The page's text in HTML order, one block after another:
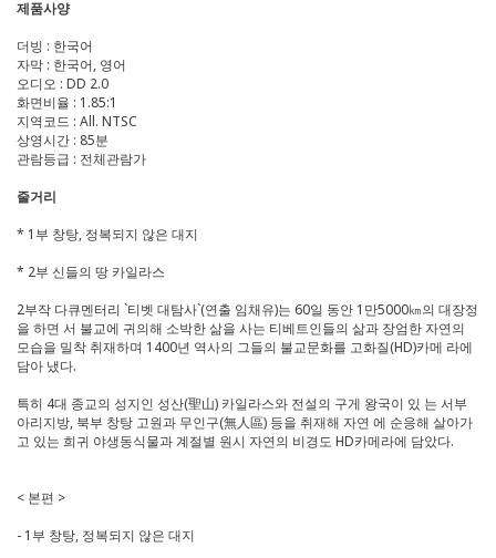
제품사양
더빙 : 한국어
자막 : 한국어, 영어
오디오 : DD 2.0
화면비율 : 1.85:1
지역코드 : All. NTSC
상영시간 : 85분
관람등급 : 전체관람가
줄거리
* 1부 창탕, 정복되지 않은 대지
* 2부 신들의 땅 카일라스
2부작 다큐멘터리 `티벳 대탐사`(연출 임채유)는 60일 동안 1만5000㎞의 대장정
을 하면 서 불교에 귀의해 소박한 삶을 사는 티베트인들의 삶과 장엄한 자연의
모습을 밀착 취재하며 1400년 역사의 그들의 불교문화를 고화질(HD)카메 라에
담아 냈다.
특히 4대 종교의 성지인 성산(聖山) 카일라스와 전설의 구게 왕국이 있 는 서부
아리지방, 북부 창탕 고원과 무인구(無人區) 등을 취재해 자연 에 순응해 살아가
고 있는 희귀 야생동식물과 계절별 원시 자연의 비경도 HD카메라에 담았다.
< 본편 >
- 1부 창탕, 정복되지 않은 대지